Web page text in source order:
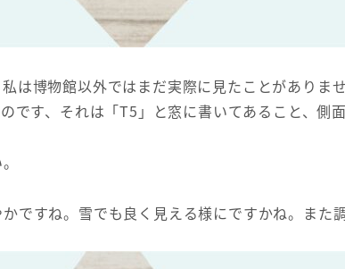
は博物館以外ではまだ実際に見たことがありませ
す、それは「T5」と窓に書いてあること、側
ですね。雪でも良く見える様にですかね。また調